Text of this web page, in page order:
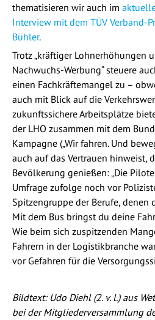
thematisieren wir auch im
Interview mit dem TÜV Verband-
Bühler.
Trotz „kräftiger Lohnerhöhungen
Nachwuchs-Werbung“ steuere
einen Fachkräftemangel zu –
auch mit Blick auf die
zukunftssichere Arbeitsplätze
der LHO zusammen mit dem
Kampagne („Wir fahren. Und
auch auf das Vertrauen hinweist,
Bevölkerung genießen: „Die
Umfrage zufolge noch vor
Spitzengruppe der Berufe, denen
Mit dem Bus bringst du deine
Wie beim sich zuspitzenden
Fahrern in der Logistikbranche
vor Gefahren für die
Bildtext: Udo Diehl (2. v. l.) aus
bei der Mitgliederversammlung